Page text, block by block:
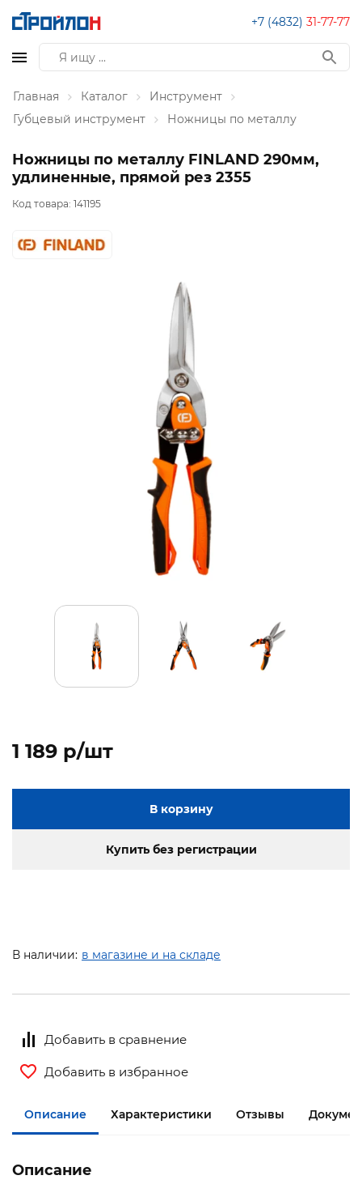
+7 (4832) 31-77-77
Главная Каталог
Инструмент
Губцевый инструмент
Ножницы по металлу
Ножницы по металлу FINLAND 290мм,
удлиненные, прямой рез 2355
Код товара: 141195
1 189 p/шт
В корзину
Купить без регистрации
В наличии: в магазине и на складе
Добавить в сравнение
Добавить в избранное
Описание Характеристики Отзывы
Описание